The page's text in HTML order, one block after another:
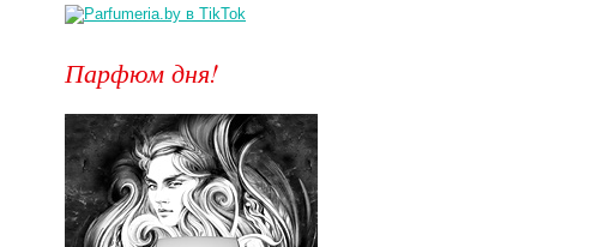
Парфюм дня!